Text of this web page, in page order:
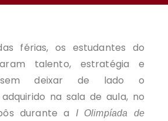
férias, os estudantes do
talento, estratégia e
sem deixar de lado o
na sala de aula, no
durante a
I Olimpíada de